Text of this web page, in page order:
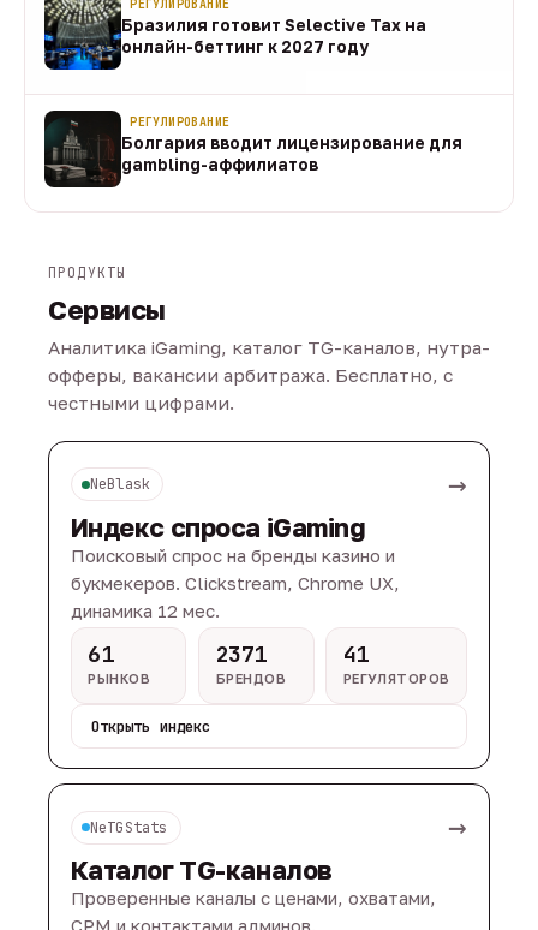
РЕГУЛИРОВАНИЕ
Бразилия готовит Selective Tax на
онлайн-беттинг к 2027 году
РЕГУЛИРОВАНИЕ
Болгария вводит лицензирование для
gambling-аффилиатов
ПРОДУКТЫ
Сервисы
Аналитика iGaming, каталог TG-каналов, нутра-
офферы, вакансии арбитража. Бесплатно, с
честными цифрами.
NeBlask →
Индекс спроса iGaming
Поисковый спрос на бренды казино и
букмекеров. Clickstream, Chrome UX,
динамика 12 мес.
61
РЫНКОВ
2371
БРЕНДОВ
41
РЕГУЛЯТОРОВ
Открыть индекс
NeTGStats →
Каталог TG-каналов
Проверенные каналы с ценами, охватами,
CPM и контактами админов.